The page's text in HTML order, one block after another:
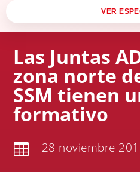
VER
Las Juntas
zona norte
SSM tienen
formativo
 28 noviembre